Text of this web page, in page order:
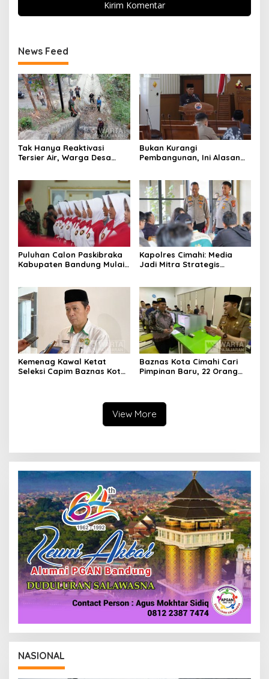
News Feed
Tak Hanya Reaktivasi
Tersier Air, Warga Desa
Bukan Kurangi
Pembangunan, Ini Alasan
Daerah
Puluhan Calon Paskibraka
Kabupaten Bandung Mulai
Kapolres Cimahi: Media
Jadi Mitra Strategis
Kemenag Kawal Ketat
Seleksi Capim Baznas Kota
Baznas Kota Cimahi Cari
Pimpinan Baru, 22 Orang
View More
NASIONAL